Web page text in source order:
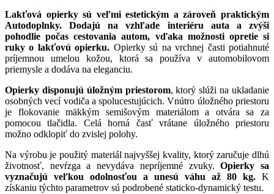
Lakťová opierky sú veľmi estetickým a zároveň praktickým
Autodoplnky. Dodajú na vzhľade interiéru auta a zvýši
pohodlie počas cestovania autom, vďaka možnosti opretie si
ruky o lakťovú opierku. Opierky sú na vrchnej časti potiahnuté
príjemnou umelou kožou, ktorá sa používa v automobilovom
priemysle a dodáva na eleganciu.
Opierky disponujú úložným priestorom, ktorý slúži na ukladanie
osobných vecí vodiča a spolucestujúcich. Vnútro úložného priestoru
je flokovanie mäkkým semišovým materiálom a otvára sa za
pomocou tlačidla. Celá horná časť vrátane úložného priestoru
možno odklopiť do zvislej polohy.
Na výrobu je použitý materiál najvyššej kvality, ktorý zaručuje dlhú
životnosť, nevŕzga a nevydáva nepríjemné zvuky.Opierky sa
vyznačujú veľkou odolnosťou a unesú váhu až 80 kg. K
získaniu týchto parametrov sú podrobené staticko-dynamický testu.